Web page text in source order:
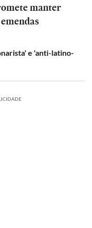
manter
e 'anti-latino-